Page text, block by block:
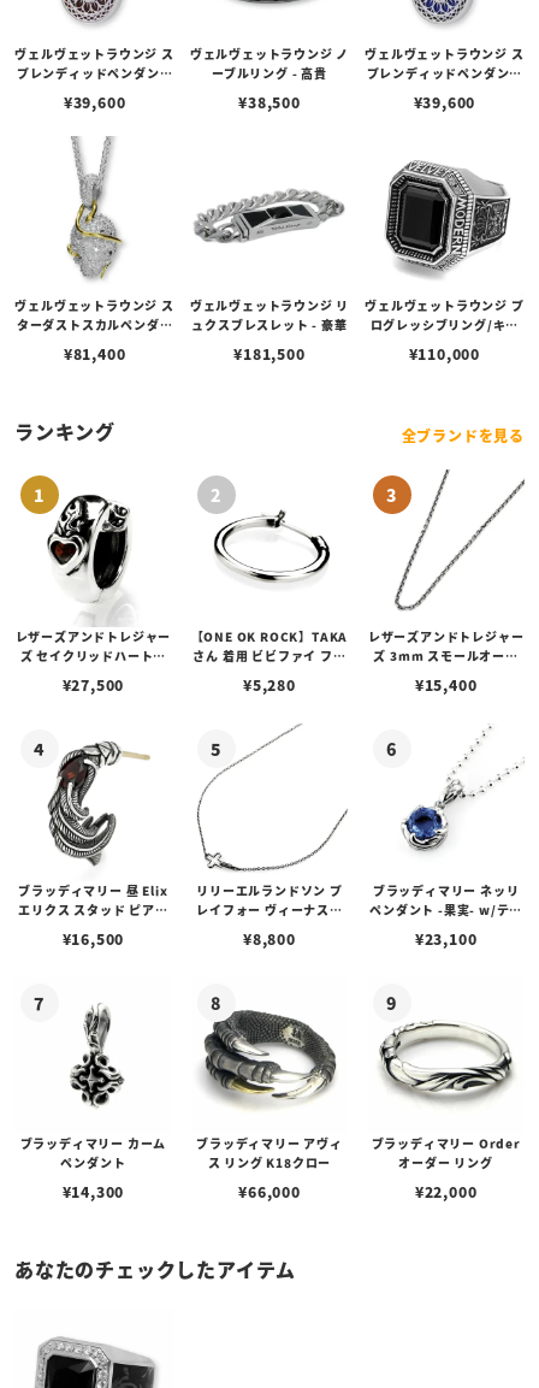
ヴェルヴェットラウンジ ス
プレンディッドペンダント
¥39,600
ヴェルヴェットラウンジ ノ
ーブルリング - 高貴
¥38,500
ヴェルヴェットラウンジ ス
プレンディッドペンダント
¥39,600
ヴェルヴェットラウンジ ス
ターダストスカルペンダン
¥81,400
ヴェルヴェットラウンジ リ
ュクスブレスレット - 豪華
¥181,500
ヴェルヴェットラウンジ プ
ログレッシブリング/キュ
ック） -#25
¥110,000
ランキング 全ブランドを見る
レザーズアンドトレジャー
ズ セイクリッドハートピ
¥27,500
【ONE OK ROCK】TAKA
さん 着用 ビビファイ フー
¥5,280
レザーズアンドトレジャー
ズ 3mm スモールオーバ
ブスタークラスプ＆LTロ
¥15,400
ブラッディマリー 昼 Elix
エリクス スタッド ピアス
¥16,500
リリーエルランドソン プ
レイフォー ヴィーナスチ
¥8,800
ブラッディマリー ネッリ
ペンダント -果実- w/ティ
¥23,100
ブラッディマリー カーム
ペンダント
¥14,300
ブラッディマリー アヴィ
ス リング K18クロー
¥66,000
ブラッディマリー Order
オーダー リング
¥22,000
あなたのチェックしたアイテム